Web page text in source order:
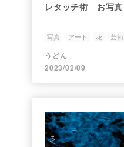
レタッチ術 お写真
写真 アート 花 芸術
うどん
2023/02/09